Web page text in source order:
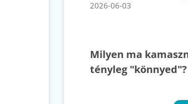
2026-06-03
Milyen ma
tényleg "könnyed"?